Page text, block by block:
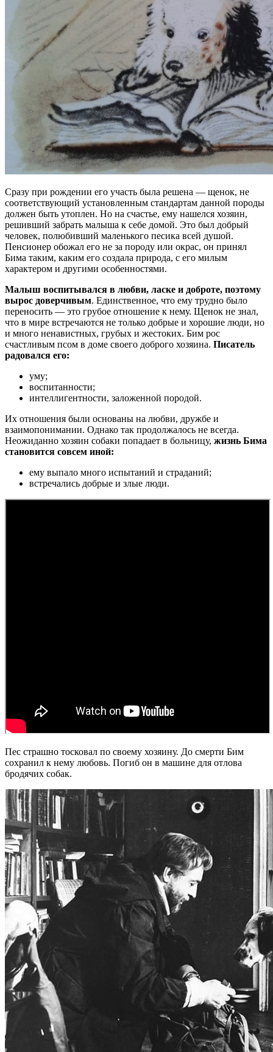
Сразу при рождении его участь была решена — щенок, не
соответствующий установленным стандартам данной породы
должен быть утоплен. Но на счастье, ему нашелся хозяин,
решивший забрать малыша к себе домой. Это был добрый
человек, полюбивший маленького песика всей душой.
Пенсионер обожал его не за породу или окрас, он принял
Бима таким, каким его создала природа, с его милым
характером и другими особенностями.
Малыш воспитывался в любви, ласке и доброте, поэтому
вырос доверчивым. Единственное, что ему трудно было
переносить — это грубое отношение к нему. Щенок не знал,
что в мире встречаются не только добрые и хорошие люди, но
и много ненавистных, грубых и жестоких. Бим рос
счастливым псом в доме своего доброго хозяина. Писатель
радовался его:
уму;
воспитанности;
интеллигентности, заложенной породой.
Их отношения были основаны на любви, дружбе и
взаимопонимании. Однако так продолжалось не всегда.
Неожиданно хозяин собаки попадает в больницу, жизнь Бима
становится совсем иной:
ему выпало много испытаний и страданий;
встречались добрые и злые люди.
Пес страшно тосковал по своему хозяину. До смерти Бим
сохранил к нему любовь. Погиб он в машине для отлова
бродячих собак.